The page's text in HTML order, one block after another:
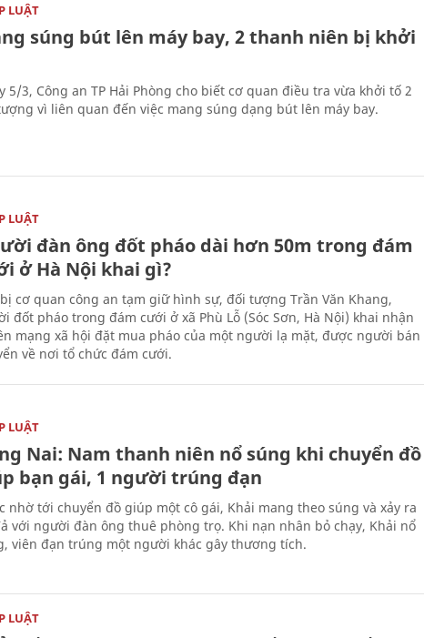
LUẬT
súng bút lên máy bay, 2 thanh niên bị khởi
5/3, Công an TP Hải Phòng cho biết cơ quan điều tra vừa khởi tố 2
vì liên quan đến việc mang súng dạng bút lên máy bay.
LUẬT
đàn ông đốt pháo dài hơn 50m trong đám
ở Hà Nội khai gì?
cơ quan công an tạm giữ hình sự, đối tượng Trần Văn Khang,
đốt pháo trong đám cưới ở xã Phù Lỗ (Sóc Sơn, Hà Nội) khai nhận
mạng xã hội đặt mua pháo của một người lạ mặt, được người bán
về nơi tổ chức đám cưới.
LUẬT
Nai: Nam thanh niên nổ súng khi chuyển đồ
bạn gái, 1 người trúng đạn
nhờ tới chuyển đồ giúp một cô gái, Khải mang theo súng và xảy ra
với người đàn ông thuê phòng trọ. Khi nạn nhân bỏ chạy, Khải nổ
viên đạn trúng một người khác gây thương tích.
LUẬT